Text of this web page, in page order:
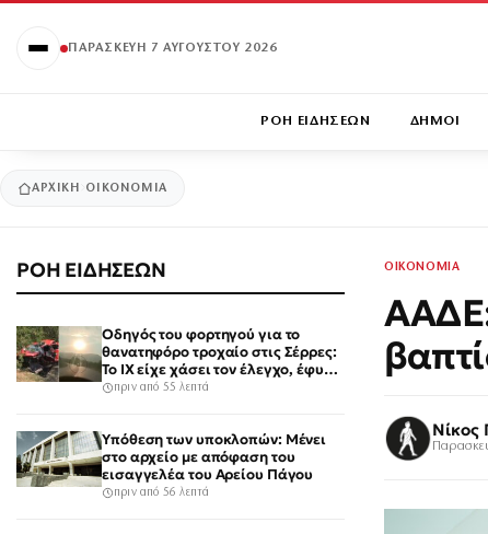
ΠΑΡΑΣΚΕΥΉ 7 ΑΥΓΟΎΣΤΟΥ 2026
ΡΟΗ ΕΙΔΗΣΕΩΝ ΔΗΜΟΙ
ΑΡΧΙΚΉ ΟΙΚΟΝΟΜΙΑ
ΡΟΗ ΕΙΔΗΣΕΩΝ
Οδηγός του φορτηγού για το
θανατηφόρο τροχαίο στις Σέρρες:
Το ΙΧ είχε χάσει τον έλεγχο, έφυγε
στο αντίθετο ρεύμα
πριν από 55 λεπτά
Υπόθεση των υποκλοπών: Μένει
στο αρχείο με απόφαση του
εισαγγελέα του Αρείου Πάγου
πριν από 56 λεπτά
ΟΙΚΟΝΟΜΙΑ
Νίκος